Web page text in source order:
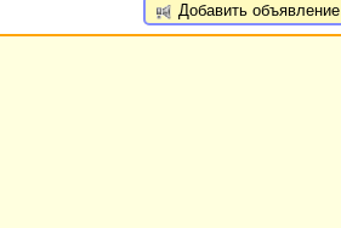
Добавить объявление